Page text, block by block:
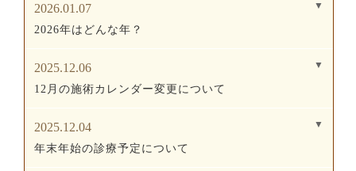
2026.01.07
2026年はどんな年？
2025.12.06
12月の施術カレンダー変更について
2025.12.04
年末年始の診療予定について